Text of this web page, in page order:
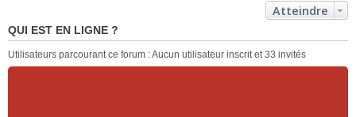
Atteindre
QUI EST EN LIGNE ?
Utilisateurs parcourant ce forum : Aucun utilisateur inscrit et 33 invités